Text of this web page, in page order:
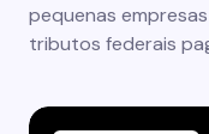
pequenas
tributos federais